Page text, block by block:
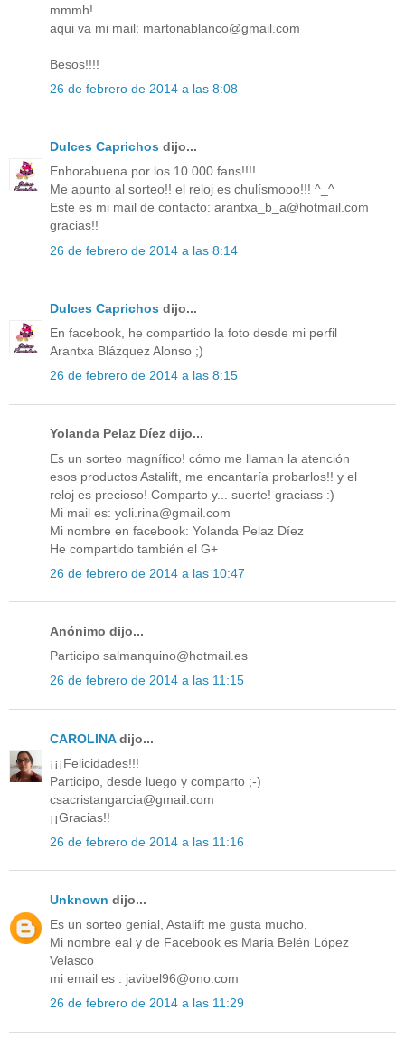
mmmh!
aqui va mi mail: martonablanco@gmail.com
Besos!!!!
26 de febrero de 2014 a las 8:08
Dulces Caprichos dijo...
Enhorabuena por los 10.000 fans!!!!
Me apunto al sorteo!! el reloj es chulísmooo!!! ^_^
Este es mi mail de contacto: arantxa_b_a@hotmail.com
gracias!!
26 de febrero de 2014 a las 8:14
Dulces Caprichos dijo...
En facebook, he compartido la foto desde mi perfil
Arantxa Blázquez Alonso ;)
26 de febrero de 2014 a las 8:15
Yolanda Pelaz Díez dijo...
Es un sorteo magnífico! cómo me llaman la atención
esos productos Astalift, me encantaría probarlos!! y el
reloj es precioso! Comparto y... suerte! graciass :)
Mi mail es: yoli.rina@gmail.com
Mi nombre en facebook: Yolanda Pelaz Díez
He compartido también el G+
26 de febrero de 2014 a las 10:47
Anónimo dijo...
Participo salmanquino@hotmail.es
26 de febrero de 2014 a las 11:15
CAROLINAdijo...
¡¡¡Felicidades!!!
Participo, desde luego y comparto ;-)
csacristangarcia@gmail.com
¡¡Gracias!!
26 de febrero de 2014 a las 11:16
Unknown dijo...
Es un sorteo genial, Astalift me gusta mucho.
Mi nombre eal y de Facebook es Maria Belén López
Velasco
mi email es : javibel96@ono.com
26 de febrero de 2014 a las 11:29